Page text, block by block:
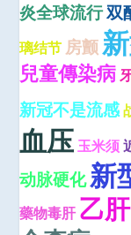
炎全球流行双
璃结节 房颤
兒童傳染病
新冠不是流感
血压 玉米须
动脉硬化新
藥物毒肝 乙肝